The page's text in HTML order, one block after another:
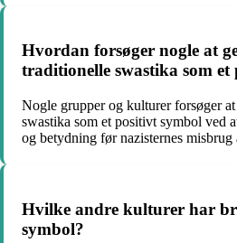
Hvordan forsøger nogle at
traditionelle swastika som et
Nogle grupper og kulturer forsøger
swastika som et positivt symbol ved
og betydning før nazisternes misbrug
Hvilke andre kulturer har
symbol?